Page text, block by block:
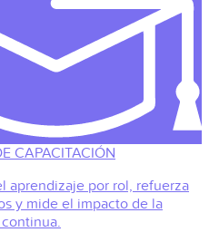
CAPACITACIÓN
aprendizaje por rol, refuerza
y mide el impacto de la